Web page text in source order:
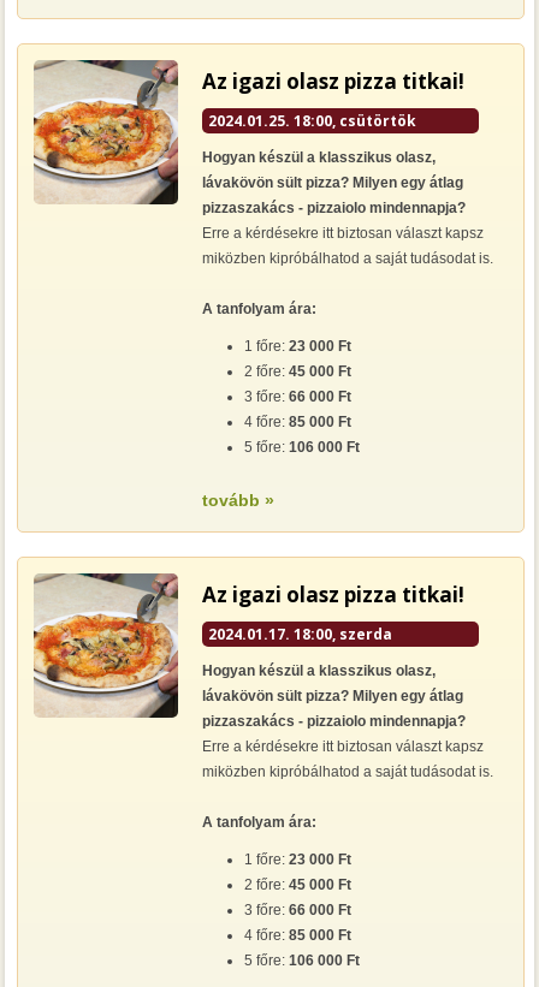
Az igazi olasz pizza titkai!
2024.01.25. 18:00, csütörtök
Hogyan készül a klasszikus olasz,
lávakövön sült pizza? Milyen egy átlag
pizzaszakács - pizzaiolo mindennapja?
Erre a kérdésekre itt biztosan választ kapsz
miközben kipróbálhatod a saját tudásodat is.
A tanfolyam ára:
1 főre:23 000 Ft
2 főre:45 000 Ft
3 főre:66 000 Ft
4 főre:85 000 Ft
5 főre:106 000 Ft
tovább »
Az igazi olasz pizza titkai!
2024.01.17. 18:00, szerda
Hogyan készül a klasszikus olasz,
lávakövön sült pizza? Milyen egy átlag
pizzaszakács - pizzaiolo mindennapja?
Erre a kérdésekre itt biztosan választ kapsz
miközben kipróbálhatod a saját tudásodat is.
A tanfolyam ára:
1 főre:23 000 Ft
2 főre:45 000 Ft
3 főre:66 000 Ft
4 főre:85 000 Ft
5 főre:106 000 Ft